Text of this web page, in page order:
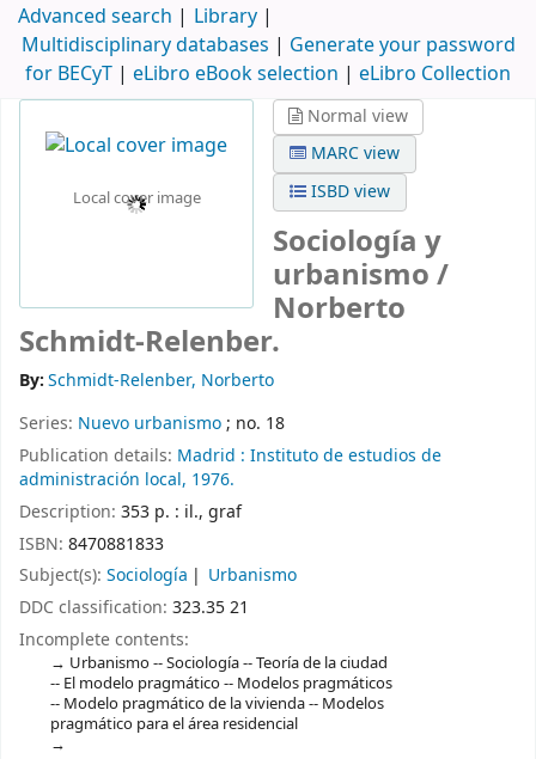
Advanced search
Library
Multidisciplinary databases | Generate your password
for BECyT | eLibro eBook selection | eLibro Collection
Local cover image
Normal view
MARC view
ISBD view
Sociología y
urbanismo /
Norberto
Schmidt-Relenber.
By:Schmidt-Relenber, Norberto
Series: Nuevo urbanismo; no. 18
Publication details: Madrid : Instituto de estudios de
administración local, 1976.
Description: 353 p. : il., graf
ISBN: 8470881833
Subject(s): Sociología
Urbanismo
DDC classification: 323.35 21
Incomplete contents:
Urbanismo -- Sociología -- Teoría de la ciudad
-- El modelo pragmático -- Modelos pragmáticos
-- Modelo pragmático de la vivienda -- Modelos
pragmático para el área residencial